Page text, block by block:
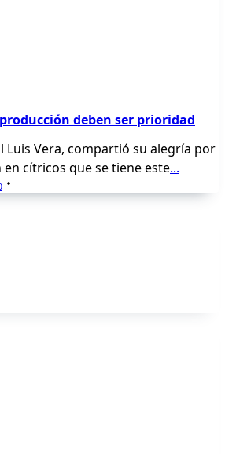
deben ser prioridad
Luis Vera, compartió su alegría por
cítricos que se tiene este...